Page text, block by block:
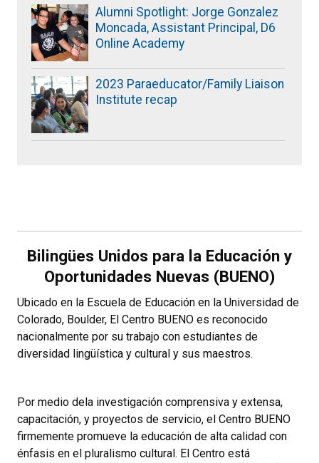
Alumni Spotlight: Jorge Gonzalez
Moncada, Assistant Principal, D6
Online Academy
2023 Paraeducator/Family Liaison
Institute recap
Bilingües Unidos para la Educación y
Oportunidades Nuevas (BUENO)
Ubicado en la Escuela de Educación en la Universidad de
Colorado, Boulder, El Centro BUENO es reconocido
nacionalmente por su trabajo con estudiantes de
diversidad lingüística y cultural y sus maestros.
Por medio dela investigación comprensiva y extensa,
capacitación, y proyectos de servicio, el Centro BUENO
firmemente promueve la educación de alta calidad con
énfasis en el pluralismo cultural. El Centro está